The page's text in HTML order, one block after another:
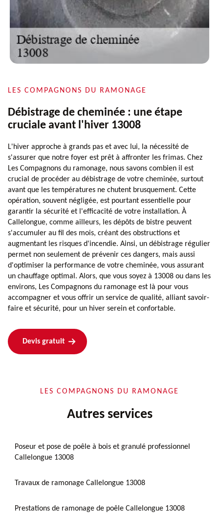
LES COMPAGNONS DU RAMONAGE
Débistrage de cheminée : une étape
cruciale avant l'hiver 13008
L'hiver approche à grands pas et avec lui, la nécessité de
s'assurer que notre foyer est prêt à affronter les frimas. Chez
Les Compagnons du ramonage, nous savons combien il est
crucial de procéder au débistrage de votre cheminée, surtout
avant que les températures ne chutent brusquement. Cette
opération, souvent négligée, est pourtant essentielle pour
garantir la sécurité et l'efficacité de votre installation. À
Callelongue, comme ailleurs, les dépôts de bistre peuvent
s'accumuler au fil des mois, créant des obstructions et
augmentant les risques d'incendie. Ainsi, un débistrage régulier
permet non seulement de prévenir ces dangers, mais aussi
d'optimiser la performance de votre cheminée, vous assurant
un chauffage optimal. Alors, que vous soyez à 13008 ou dans les
environs, Les Compagnons du ramonage est là pour vous
accompagner et vous offrir un service de qualité, alliant savoir-
faire et sécurité, pour un hiver serein et confortable.
Devis gratuit
LES COMPAGNONS DU RAMONAGE
Autres services
Poseur et pose de poêle à bois et granulé professionnel
Callelongue 13008
Travaux de ramonage Callelongue 13008
Prestations de ramonage de poêle Callelongue 13008